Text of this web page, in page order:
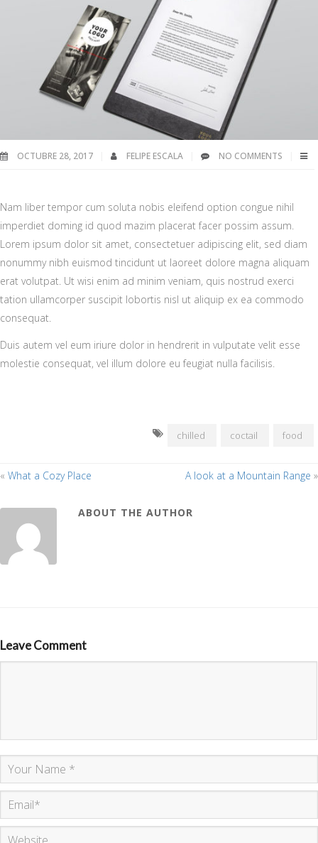
OCTUBRE 28, 2017 FELIPE ESCALA NO COMMENTS
Nam liber tempor cum soluta nobis eleifend option congue nihil
imperdiet doming id quod mazim placerat facer possim assum.
Lorem ipsum dolor sit amet, consectetuer adipiscing elit, sed diam
nonummy nibh euismod tincidunt ut laoreet dolore magna aliquam
erat volutpat. Ut wisi enim ad minim veniam, quis nostrud exerci
tation ullamcorper suscipit lobortis nisl ut aliquip ex ea commodo
consequat.
Duis autem vel eum iriure dolor in hendrerit in vulputate velit esse
molestie consequat, vel illum dolore eu feugiat nulla facilisis.
chilled coctail food
« What a Cozy Place A look at a Mountain Range »
ABOUT THE AUTHOR
Leave Comment